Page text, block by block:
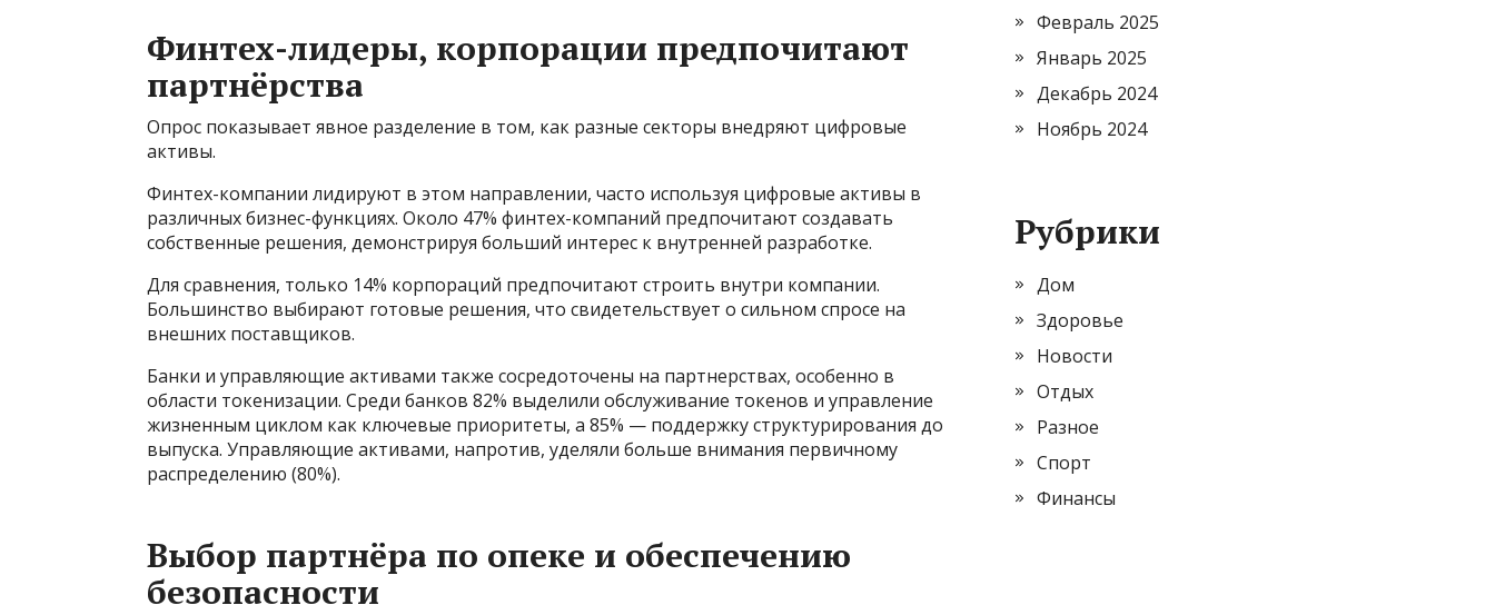
Финтех-лидеры, корпорации предпочитают
партнёрства
Опрос показывает явное разделение в том, как разные секторы внедряют цифровые
активы.
Финтех-компании лидируют в этом направлении, часто используя цифровые активы в
различных бизнес-функциях. Около 47% финтех-компаний предпочитают создавать
собственные решения, демонстрируя больший интерес к внутренней разработке.
Для сравнения, только 14% корпораций предпочитают строить внутри компании.
Большинство выбирают готовые решения, что свидетельствует о сильном спросе на
внешних поставщиков.
Банки и управляющие активами также сосредоточены на партнерствах, особенно в
области токенизации. Среди банков 82% выделили обслуживание токенов и управление
жизненным циклом как ключевые приоритеты, а 85% — поддержку структурирования до
выпуска. Управляющие активами, напротив, уделяли больше внимания первичному
распределению (80%).
Выбор партнёра по опеке и обеспечению
безопасности
Февраль 2025
Январь 2025
Декабрь 2024
Ноябрь 2024
Рубрики
Дом
Здоровье
Новости
Отдых
Разное
Спорт
Финансы